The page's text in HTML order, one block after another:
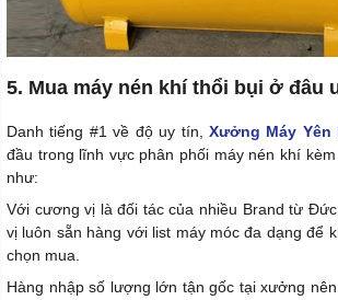
5. Mua máy nén khí thổi bụi ở đâu
Danh tiếng #1 về độ uy tín, Xưởng Máy Yên
đầu trong lĩnh vực phân phối máy nén khí
như:
Với cương vị là đối tác của nhiều Brand từ
vị luôn sẵn hàng với list máy móc đa dạng để
chọn mua.
Hàng nhập số lượng lớn tận gốc tại xưởng